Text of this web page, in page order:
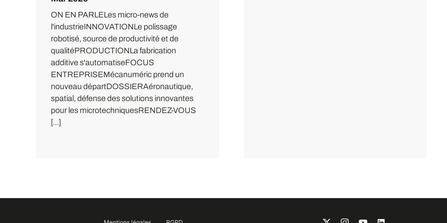
ON EN PARLELes micro-news de
l'industrieINNOVATIONLe polissage
robotisé, source de productivité et de
qualitéPRODUCTIONLa fabrication
additive s'automatiseFOCUS
ENTREPRISEMécanuméric prend un
nouveau départDOSSIERAéronautique,
spatial, défense des solutions innovantes
pour les microtechniquesRENDEZ-VOUS
[...]